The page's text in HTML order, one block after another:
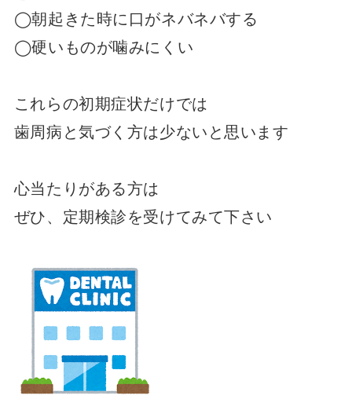
◯朝起きた時に口がネバネバする
◯硬いものが噛みにくい
これらの初期症状だけでは
歯周病と気づく方は少ないと思います
心当たりがある方は
ぜひ、定期検診を受けてみて下さい